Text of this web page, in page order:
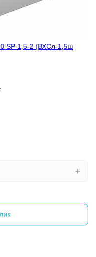
SP 1,5-2 (ВХСл-1,5ш